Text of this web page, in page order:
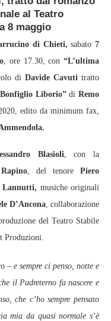
al Teatro
8 maggio
di Chieti, sabato7
, ore 17.30, con“L’ultima
diDavide Cavuti tratto
Liborio”diRemo
edito da minimum fax,
Blasioli , con la
, del tenorePiero
Lannutti, musiche originali
D’Ancona , collaborazione
del Teatro Stabile
Produzioni.
– e sempre ci penso, notte e
il Padreterno fa nascere e
che c’ho sempre pensato
mia da quasi normale s’è